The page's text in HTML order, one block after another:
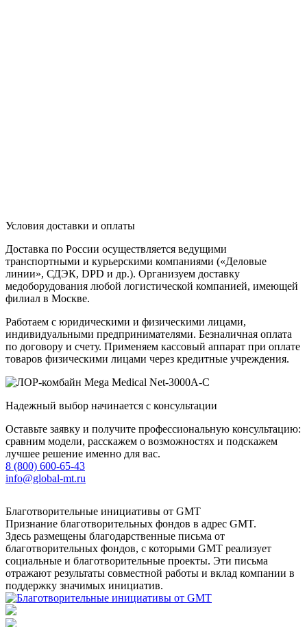
Условия доставки и оплаты
Доставка по России осуществляется ведущими
транспортными и курьерскими компаниями («Деловые
линии», СДЭК, DPD и др.). Организуем доставку
медоборудования любой логистической компанией, имеющей
филиал в Москве.
Работаем с юридическими и физическими лицами,
индивидуальными предпринимателями. Безналичная оплата
по договору и счету. Применяем кассовый аппарат при оплате
товаров физическими лицами через кредитные учреждения.
Надежный выбор начинается с консультации
Оставьте заявку и получите профессиональную консультацию:
сравним модели, расскажем о возможностях и подскажем
лучшее решение именно для вас.
8 (800) 600-65-43
info@global-mt.ru
Благотворительные инициативы от GMT
Признание благотворительных фондов в адрес GMT.
Здесь размещены благодарственные письма от
благотворительных фондов, с которыми GMT реализует
социальные и благотворительные проекты. Эти письма
отражают результаты совместной работы и вклад компании в
поддержку значимых инициатив.